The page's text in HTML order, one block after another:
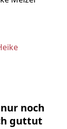
noch
guttut